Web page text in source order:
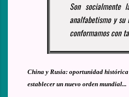
Son socialmente
analfabetismo y
conformamos con
China y Rusia: oportunidad
establecer un nuevo orden mundial...